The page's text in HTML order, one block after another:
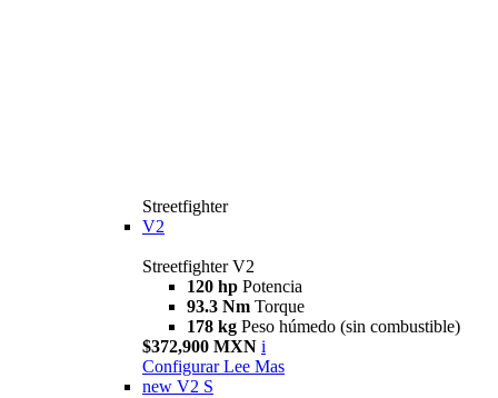
Streetfighter
V2
Streetfighter V2
120 hp Potencia
93.3 Nm Torque
178 kg Peso húmedo (sin combustible)
$372,900 MXN i
Configurar Lee Mas
new V2 S